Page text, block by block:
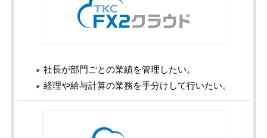
社長が部門ごとの業績を管理したい。
経理や給与計算の業務を手分けして行いたい。